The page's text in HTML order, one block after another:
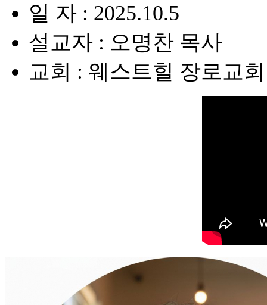
일 자 : 2025.10.5
설교자 : 오명찬 목사
교회 : 웨스트힐 장로교회